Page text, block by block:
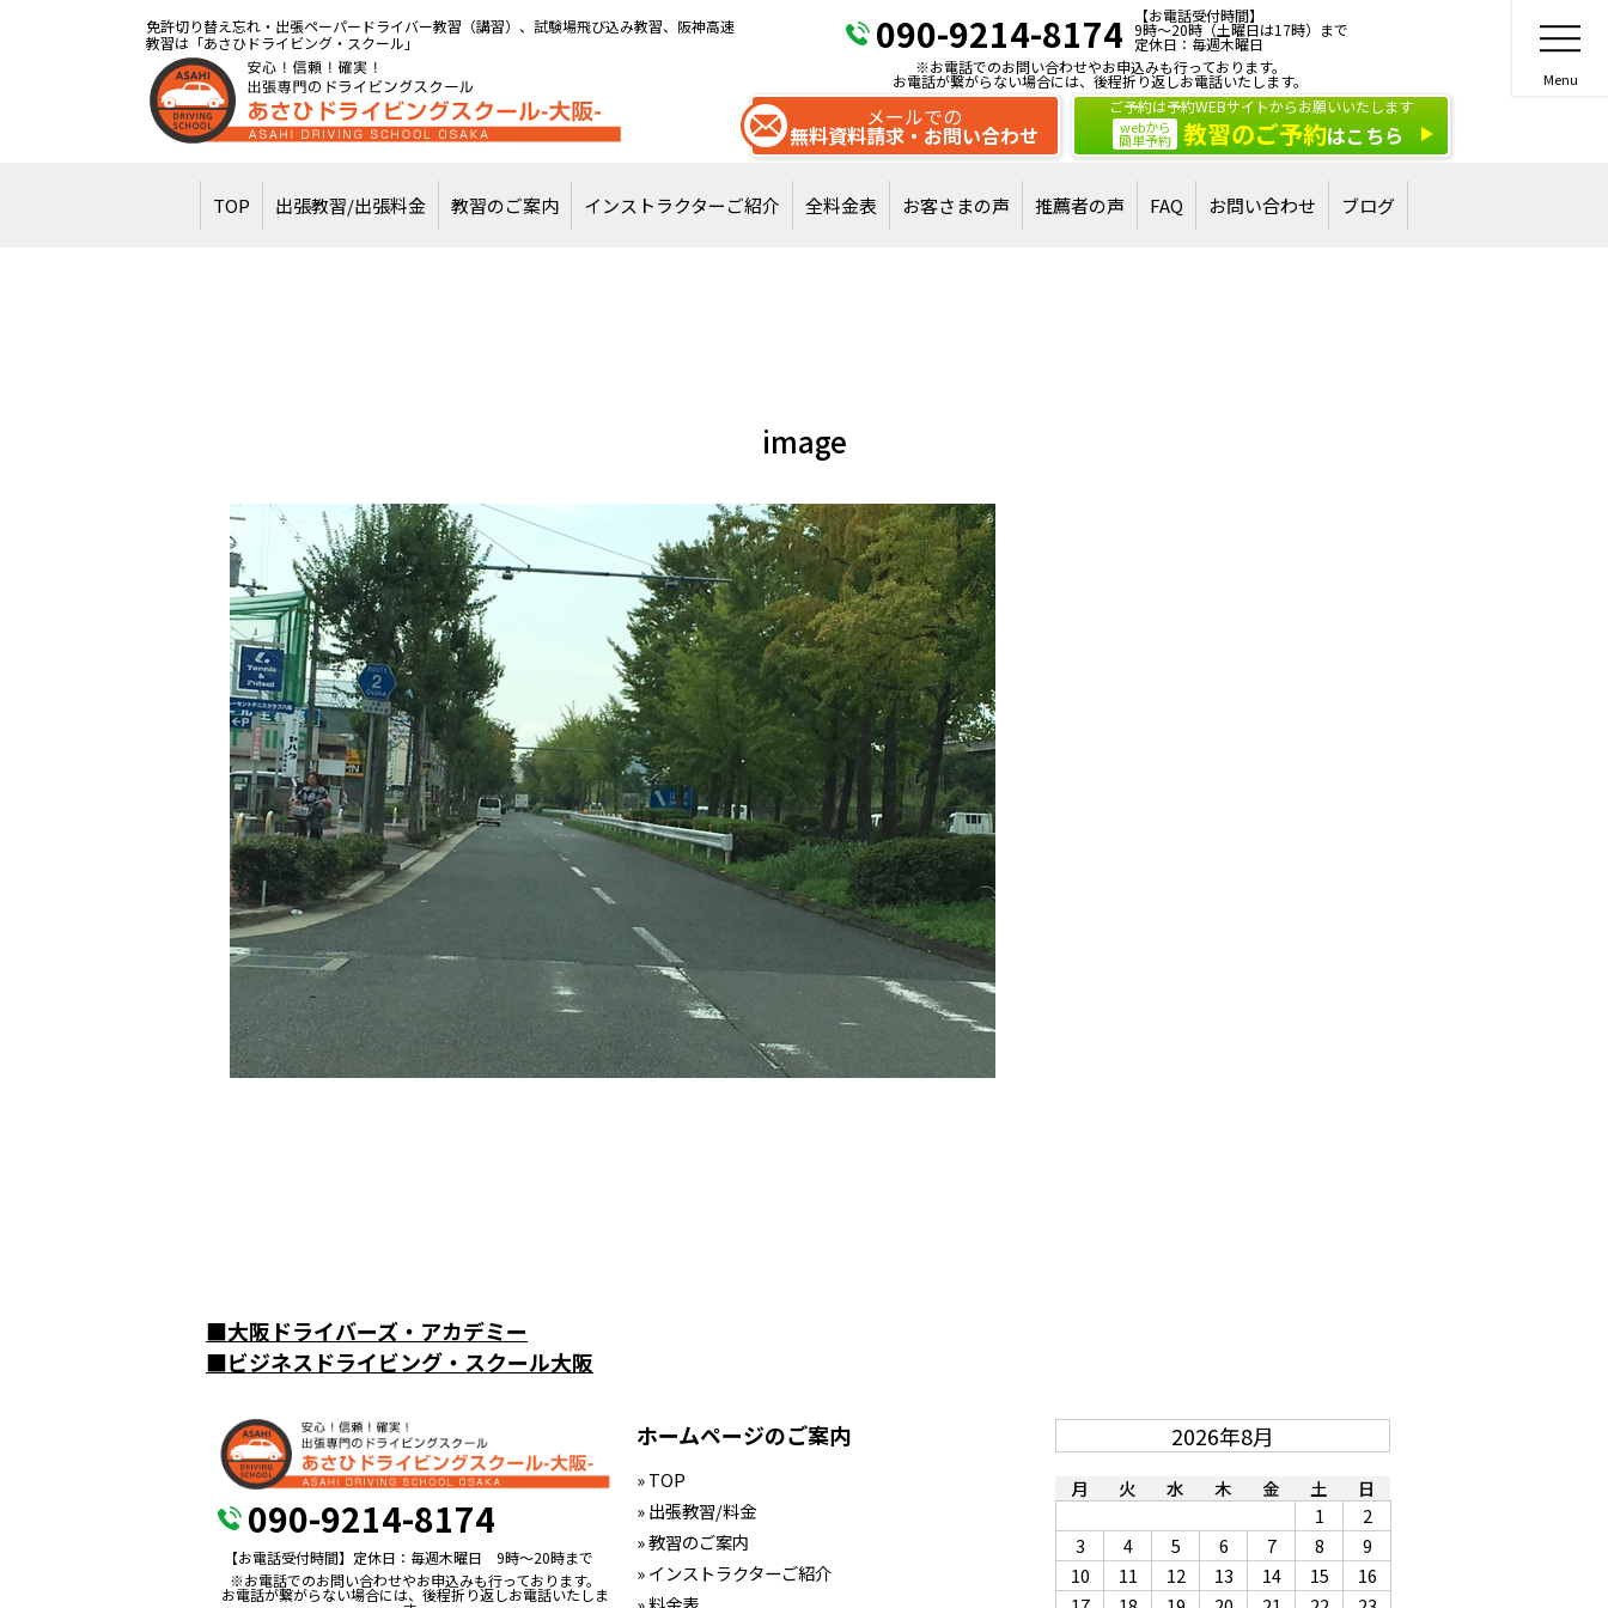
免許切り替え忘れ・出張ペーパードライバー教習（講習）、試験場飛び込み教習、阪神高速
教習は「あさひドライビング・スクール」
090-9214-8174 【お電話受付時間】
9時～20時（土曜日は17時）まで
定休日：毎週木曜日
※お電話でのお問い合わせやお申込みも行っております。
お電話が繋がらない場合には、後程折り返しお電話いたします。
メールでの
無料資料請求・お問い合わせ
ご予約は予約WEBサイトからお願いいたします
webから
簡単予約 教習のご予約はこちら
TOP 出張教習/出張料金 教習のご案内 インストラクターご紹介 全料金表 お客さまの声 推薦者の声 FAQ お問い合わせ ブログ
image
■大阪ドライバーズ・アカデミー
■ビジネスドライビング・スクール大阪
090-9214-8174
【お電話受付時間】定休日：毎週木曜日 9時〜20時まで
※お電話でのお問い合わせやお申込みも行っております。
お電話が繋がらない場合には、後程折り返しお電話いたしま
ホームページのご案内
» TOP
» 出張教習/料金
» 教習のご案内
» インストラクターご紹介
2026年8月
月 火 水 木 金 土
日
1
2
3
4 5 6 7 8
9
10
11 12 13 14 15
16